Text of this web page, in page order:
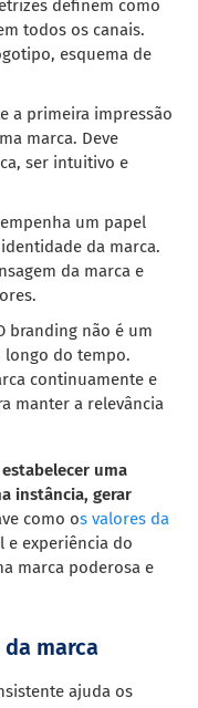
definem como
todos os canais.
esquema de
a primeira impressão
marca. Deve
ser intuitivo e
um papel
da marca.
da marca e
branding não é um
longo do tempo.
continuamente e
manter a relevância
uma
instância, gerar
como os valores da
e experiência do
marca poderosa e
marca
ajuda os